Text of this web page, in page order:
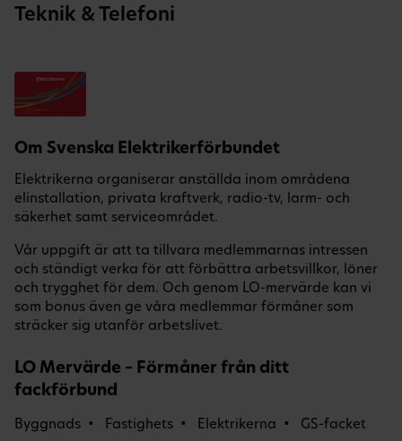
Teknik & Telefoni
Om Svenska Elektrikerförbundet
Elektrikerna organiserar anställda inom områdena
elinstallation, privata kraftverk, radio-tv, larm- och
säkerhet samt serviceområdet.
Vår uppgift är att ta tillvara medlemmarnas intressen
och ständigt verka för att förbättra arbetsvillkor, löner
och trygghet för dem. Och genom LO-mervärde kan vi
som bonus även ge våra medlemmar förmåner som
sträcker sig utanför arbetslivet.
LO Mervärde – Förmåner från ditt
fackförbund
Byggnads Fastighets Elektrikerna GS-facket